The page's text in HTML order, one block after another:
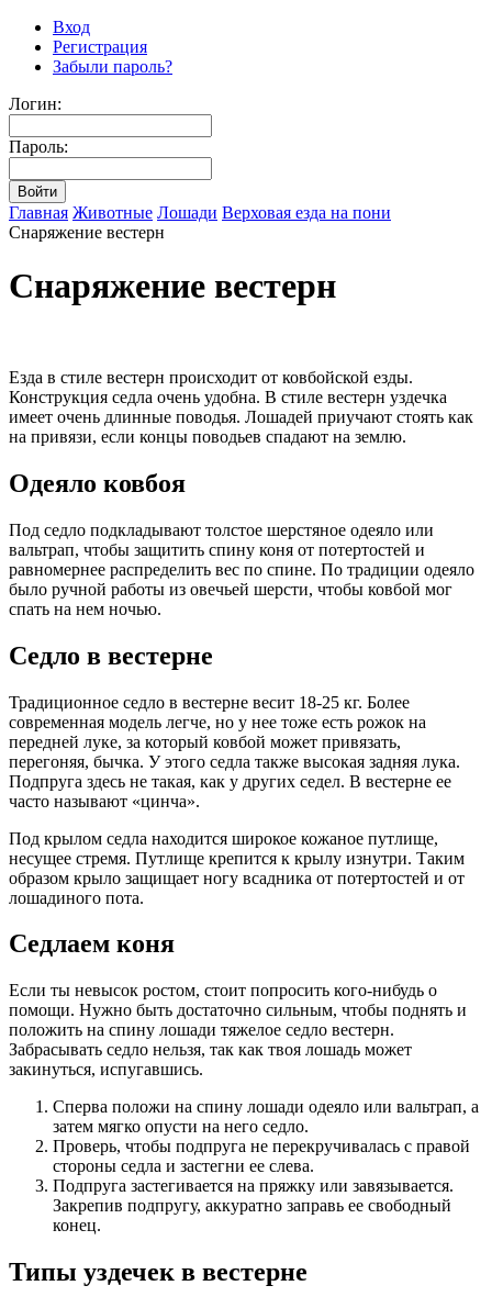
Вход
Регистрация
Забыли пароль?
Логин:
Пароль:
Главная Животные Лошади Верховая езда на пони
Снаряжение вестерн
Снаряжение вестерн
Езда в стиле вестерн происходит от ковбойской езды.
Конструкция седла очень удобна. В стиле вестерн уздечка
имеет очень длинные поводья. Лошадей приучают стоять как
на привязи, если концы поводьев спадают на землю.
Одеяло ковбоя
Под седло подкладывают толстое шерстяное одеяло или
вальтрап, чтобы защитить спину коня от потертостей и
равномернее распределить вес по спине. По традиции одеяло
было ручной работы из овечьей шерсти, чтобы ковбой мог
спать на нем ночью.
Седло в вестерне
Традиционное седло в вестерне весит 18-25 кг. Более
современная модель легче, но у нее тоже есть рожок на
передней луке, за который ковбой может привязать,
перегоняя, бычка. У этого седла также высокая задняя лука.
Подпруга здесь не такая, как у других седел. В вестерне ее
часто называют «цинча».
Под крылом седла находится широкое кожаное путлище,
несущее стремя. Путлище крепится к крылу изнутри. Таким
образом крыло защищает ногу всадника от потертостей и от
лошадиного пота.
Седлаем коня
Если ты невысок ростом, стоит попросить кого-нибудь о
помощи. Нужно быть достаточно сильным, чтобы поднять и
положить на спину лошади тяжелое седло вестерн.
Забрасывать седло нельзя, так как твоя лошадь может
закинуться, испугавшись.
Сперва положи на спину лошади одеяло или вальтрап, а
затем мягко опусти на него седло.
Проверь, чтобы подпруга не перекручивалась с правой
стороны седла и застегни ее слева.
Подпруга застегивается на пряжку или завязывается.
Закрепив подпругу, аккуратно заправь ее свободный
конец.
Типы уздечек в вестерне